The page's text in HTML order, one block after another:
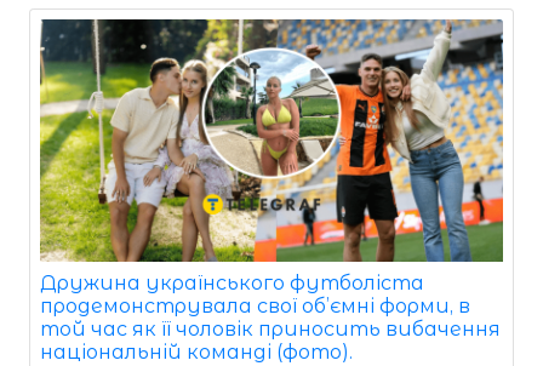
Дружина українського футболіста
продемонструвала свої об’ємні форми, в
той час як її чоловік приносить вибачення
національній команді (фото).